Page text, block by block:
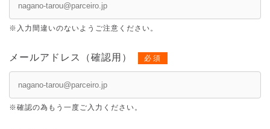
※ 入力間違いのないようご注意ください。
メールアドレス（確認用） 必須
※確認の為もう一度ご入力ください。